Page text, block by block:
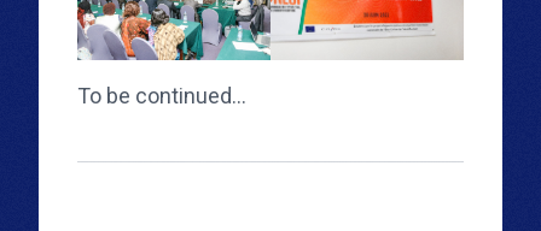
To be continued…